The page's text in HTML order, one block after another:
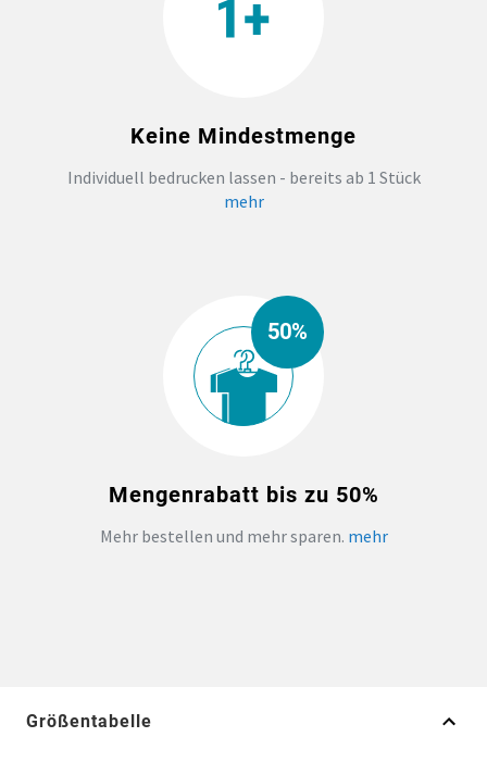
SOCKEN PERSONALISIEREN
FOTOTASSEN UND MEHR
Keine Mindestmenge
Individuell bedrucken lassen - bereits ab 1 Stück
mehr
50%
Mengenrabatt bis zu 50%
Mehr bestellen und mehr sparen. mehr
Größentabelle